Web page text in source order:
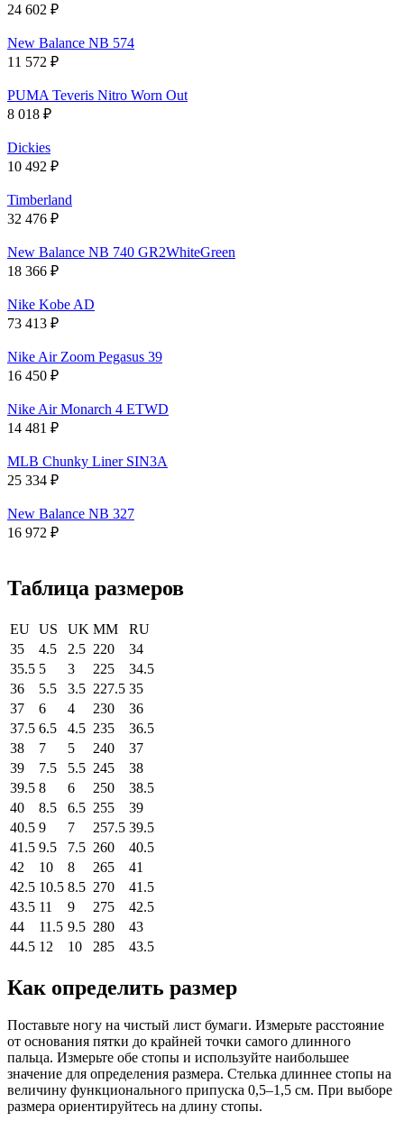
24 602 ₽
New Balance NB 574
11 572 ₽
PUMA Teveris Nitro Worn Out
8 018 ₽
Dickies
10 492 ₽
Timberland
32 476 ₽
New Balance NB 740 GR2WhiteGreen
18 366 ₽
Nike Kobe AD
73 413 ₽
Nike Air Zoom Pegasus 39
16 450 ₽
Nike Air Monarch 4 ETWD
14 481 ₽
MLB Chunky Liner SIN3A
25 334 ₽
New Balance NB 327
16 972 ₽
Таблица размеров
EU US UK MM
RU
35
4.5 2.5 220
34
35.5 5 3 225
34.5
36
5.5 3.5 227.5 35
37
6 4 230
36
37.5 6.5 4.5 235
36.5
38
7 5 240
37
39
7.5 5.5 245
38
39.5 8 6 250
38.5
40
8.5 6.5 255
39
40.5 9 7 257.5 39.5
41.5 9.5 7.5 260
40.5
42
10 8 265
41
42.5 10.5 8.5 270
41.5
43.5 11 9 275
42.5
44
11.5 9.5 280
43
44.5 12 10 285 43.5
Как определить размер
Поставьте ногу на чистый лист бумаги. Измерьте расстояние
от основания пятки до крайней точки самого длинного
пальца. Измерьте обе стопы и используйте наибольшее
значение для определения размера. Стелька длиннее стопы на
величину функционального припуска 0,5–1,5 см. При выборе
размера ориентируйтесь на длину стопы.